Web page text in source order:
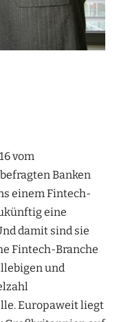
vom
Banken
einem Fintech-
eine
damit sind sie
Fintech-Branche
und
Europaweit liegt